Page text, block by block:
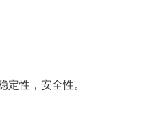
定性，安全性。